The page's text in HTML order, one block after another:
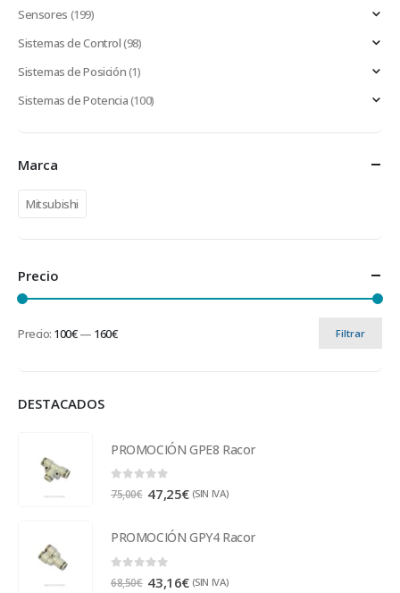
Sensores (199)
Sistemas de Control(98)
Sistemas de Posición(1)
Sistemas de Potencia(100)
Marca
Mitsubishi
Precio
Filtrar
Precio: 100€— 160€
DESTACADOS
PROMOCIÓN GPE8 Racor
0out of 5
75,00€ 47,25€ (SIN IVA)
PROMOCIÓN GPY4 Racor
0out of 5
68,50€ 43,16€ (SIN IVA)